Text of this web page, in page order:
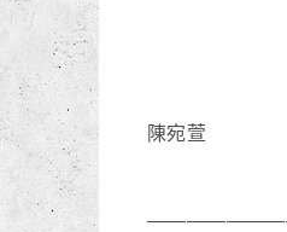
陳宛萱